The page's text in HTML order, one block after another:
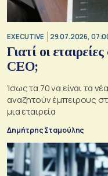
EXECUTIVE 29.07.2026,
Γιατί οι
CEO;
Ίσως τα 70 να είναι τα
αναζητούν έμπειρους
μια εταιρεία
Δημήτρης Σταμούλης